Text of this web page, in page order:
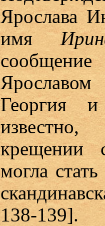
Ярослава
имя
Георгия
крещении
могла
138-139].